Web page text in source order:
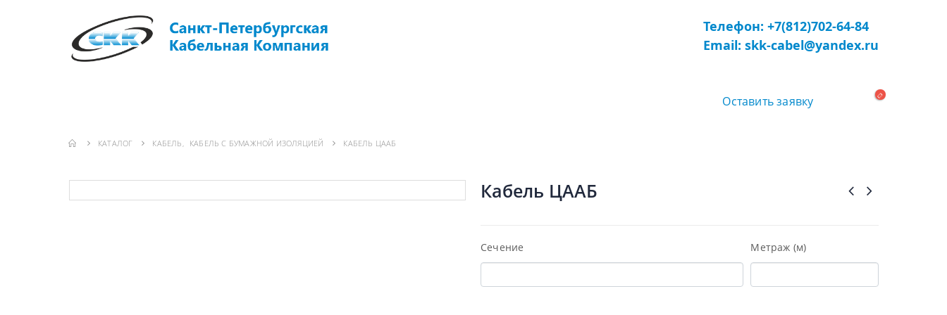
Телефон: +7(812)702-64-84
Email: skk-cabel@yandex.ru
Оставить заявку
КАТАЛОГ КАБЕЛЬ , КАБЕЛЬ С БУМАЖНОЙ ИЗОЛЯЦИЕЙ КАБЕЛЬ ЦААБ
Кабель ЦААБ
Сечение Метраж (м)